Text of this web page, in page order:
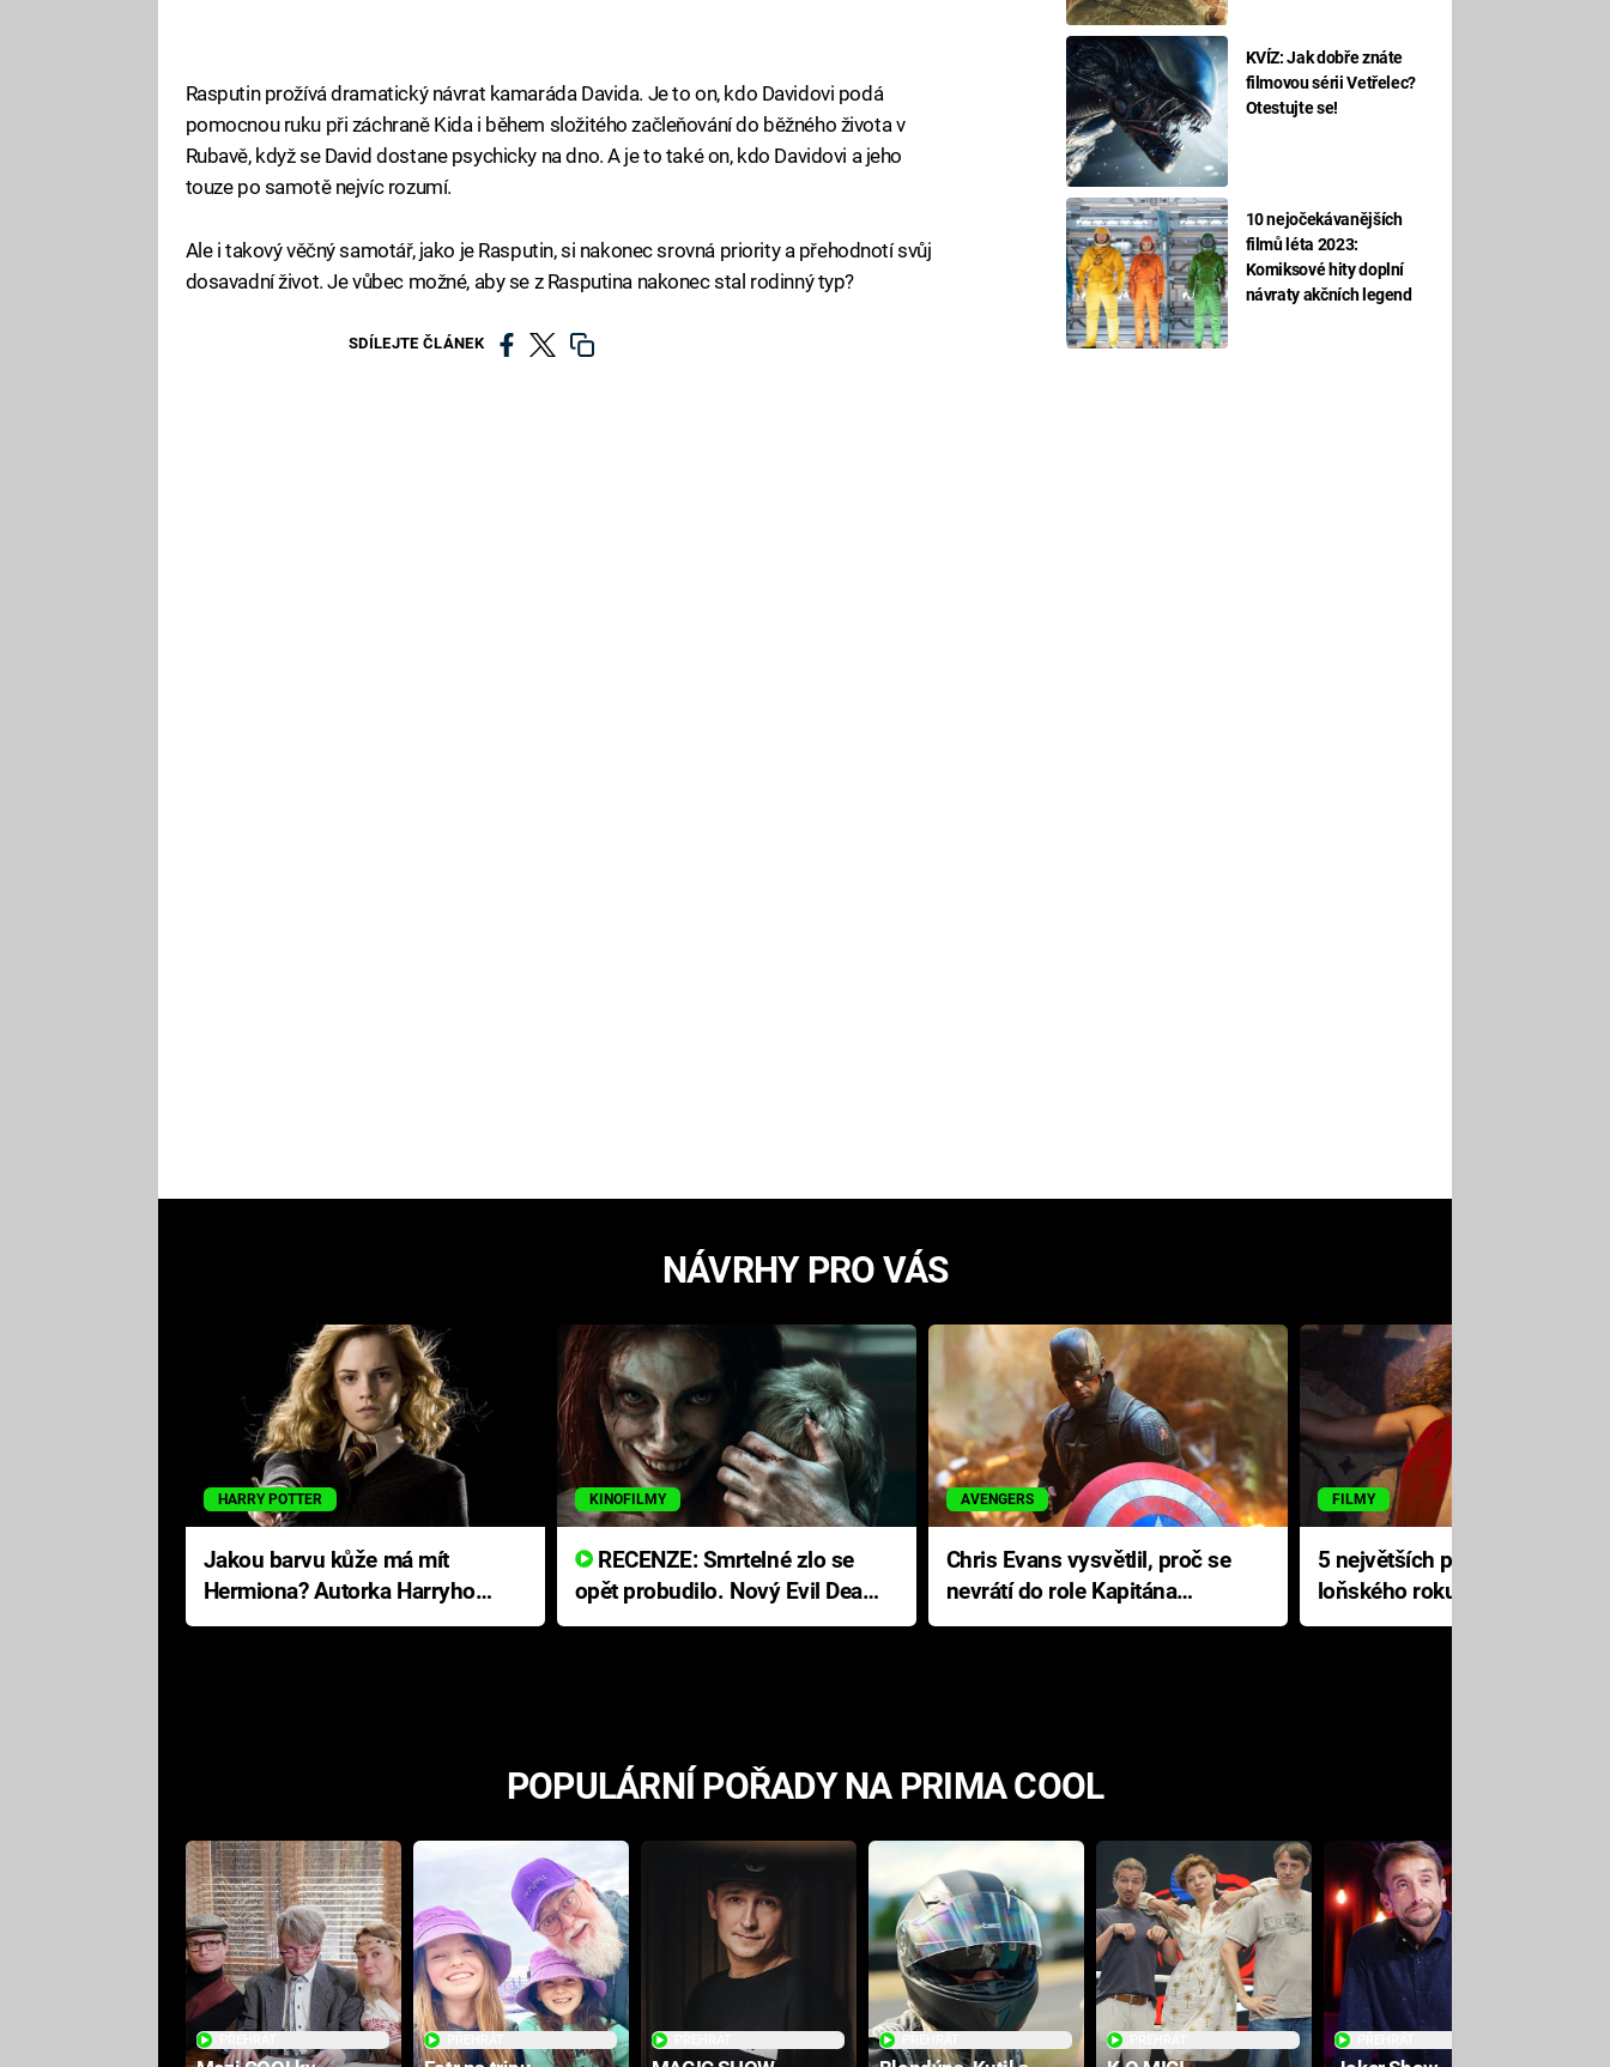
KVÍZ: Jak dobře znáte
filmovou sérii Vetřelec?
Otestujte se!
10 nejočekávanějších
filmů léta 2023:
Komiksové hity doplní
návraty akčních legend
Rasputin prožívá dramatický návrat kamaráda Davida. Je to on, kdo Davidovi podá
pomocnou ruku při záchraně Kida i během složitého začleňování do běžného života v
Rubavě, když se David dostane psychicky na dno. A je to také on, kdo Davidovi a jeho
touze po samotě nejvíc rozumí.
Ale i takový věčný samotář, jako je Rasputin, si nakonec srovná priority a přehodnotí svůj
dosavadní život. Je vůbec možné, aby se z Rasputina nakonec stal rodinný typ?
SDÍLEJTE ČLÁNEK
NÁVRHY PRO VÁS
HARRY POTTER
Jakou barvu kůže má mít
Hermiona? Autorka Harryho
Pottera přišla s ráznou
KINOFILMY
RECENZE: Smrtelné zlo se
opět probudilo. Nový Evil Dead
přichází s neodolatelnou
AVENGERS
Chris Evans vysvětlil, proč se
nevrátí do role Kapitána
Ameriky
FILMY
5 největších propadáků
loňského roku: Disney na
jediné katastrofě prodělal 200
POPULÁRNÍ POŘADY NA PRIMA COOL